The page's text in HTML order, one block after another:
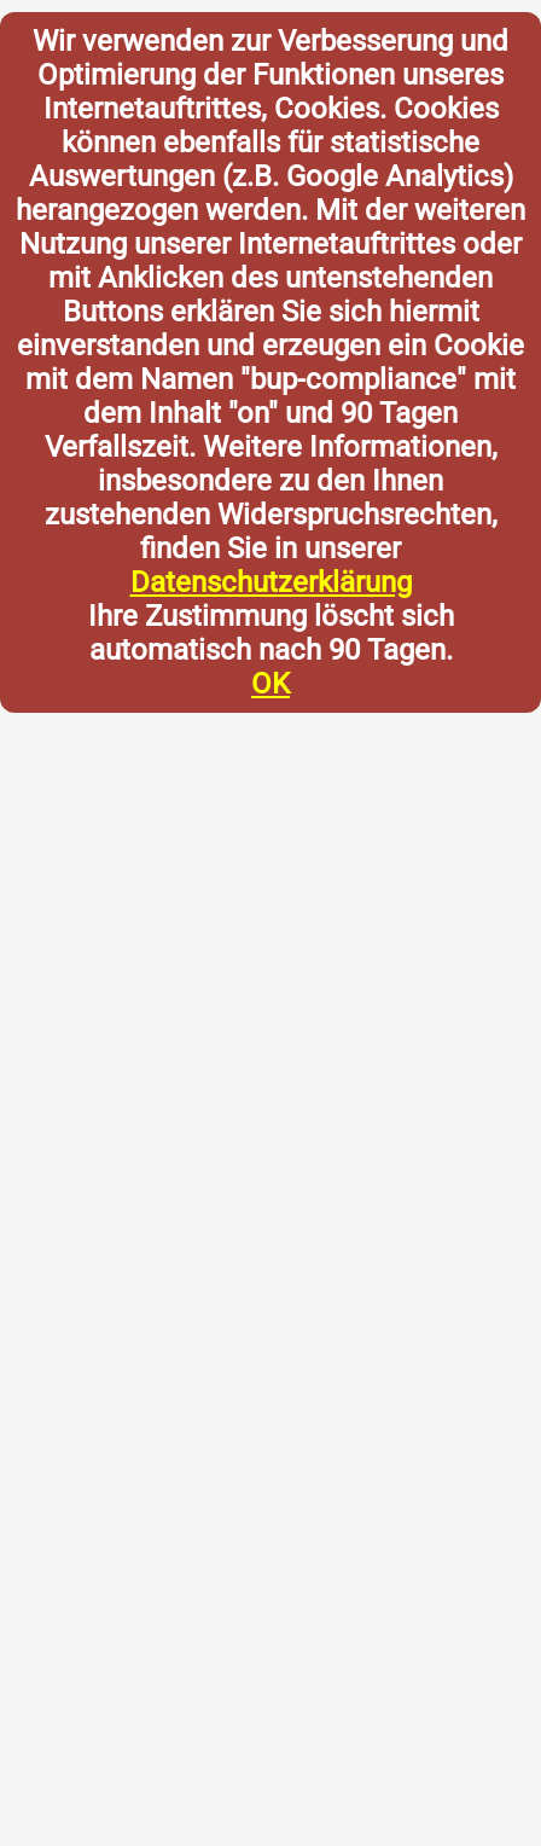
Wir verwenden zur Verbesserung und
Optimierung der Funktionen unseres
Internetauftrittes, Cookies. Cookies
können ebenfalls für statistische
Auswertungen (z.B. Google Analytics)
herangezogen werden. Mit der weiteren
Nutzung unserer Internetauftrittes oder
mit Anklicken des untenstehenden
Buttons erklären Sie sich hiermit
einverstanden und erzeugen ein Cookie
mit dem Namen "bup-compliance" mit
dem Inhalt "on" und 90 Tagen
Verfallszeit. Weitere Informationen,
insbesondere zu den Ihnen
zustehenden Widerspruchsrechten,
finden Sie in unserer
Datenschutzerklärung
Ihre Zustimmung löscht sich
automatisch nach 90 Tagen.
OK